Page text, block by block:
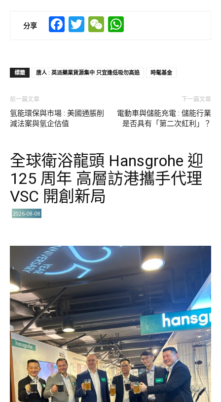
分享 Facebook
TwitterWeChat
標籤 唐人 : 英派藥業貨源集中 只宜逢低吸勿高追 時髦基金
前一篇文章
氫能環保與市場 : 美國通脹削
減法案與氫企估值
下一篇文章
電動車與儲能充電 : 儲能行業
是否具有「第二次紅利」？
全球衛浴龍頭 Hansgrohe 迎
125 周年 高層訪港攜手代理
VSC 開創新局
2026-08-08